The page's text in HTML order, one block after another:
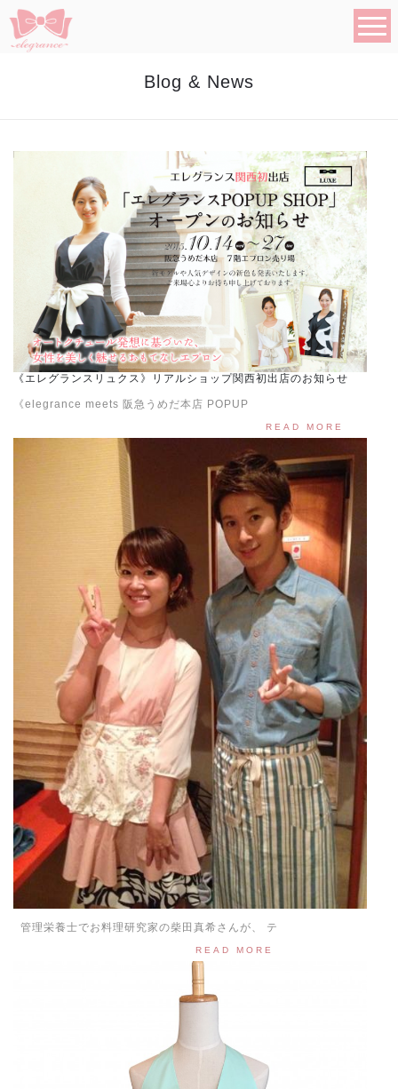
Blog & News
《エレグランスリュクス》リアルショップ関西初出店のお知らせ
《elegrance meets 阪急うめだ本店 POPUP
READ MORE
管理栄養士でお料理研究家の柴田真希さんが、 テ
READ MORE